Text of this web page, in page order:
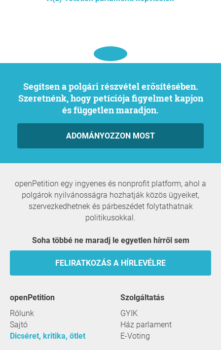
Segítsen a polgári részvétel erősítésében.
Szeretnénk, hogy petíciója figyelmet kapjon
és független maradjon.
ADOMÁNYOZZON MOST
openPetition egy ingyenes és nonprofit platform, ahol a
polgárok nyilvánosságra hozhatják közös ügyeiket,
szervezkedhetnek és párbeszédet folytathatnak
politikusokkal.
Soha többé ne maradj le egyetlen hírről sem
FELIRATKOZÁS A HÍRLEVÉLRE
openPetition
Rólunk
Sajtó
Dicséret, kritika, ötlet
szolgáltatás
GYIK
Ház parlament
E-Voting